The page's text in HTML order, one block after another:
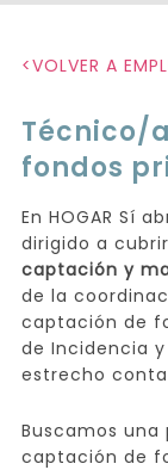
VOLVER A
Técnico/
fondos
En HOGAR Sí
dirigido a
captación y
de la
captación de
de Incidencia
estrecho
Buscamos
captación de